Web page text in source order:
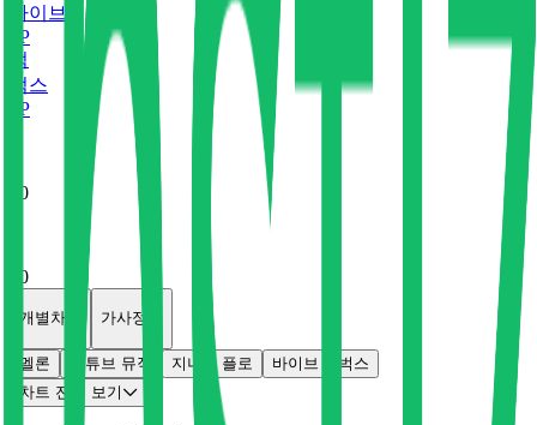
바이브
P
벅
벅스
P
0
0
개별차트 가사정보
멜론 유튜브 뮤직 지니 플로 바이브
벅스
차트 전체 보기